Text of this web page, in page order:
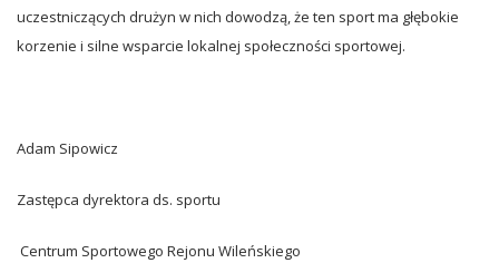
uczestniczących drużyn w nich dowodzą, że ten sport ma głębokie
korzenie i silne wsparcie lokalnej społeczności sportowej.
Adam Sipowicz
Zastępca dyrektora ds. sportu
Centrum Sportowego Rejonu Wileńskiego